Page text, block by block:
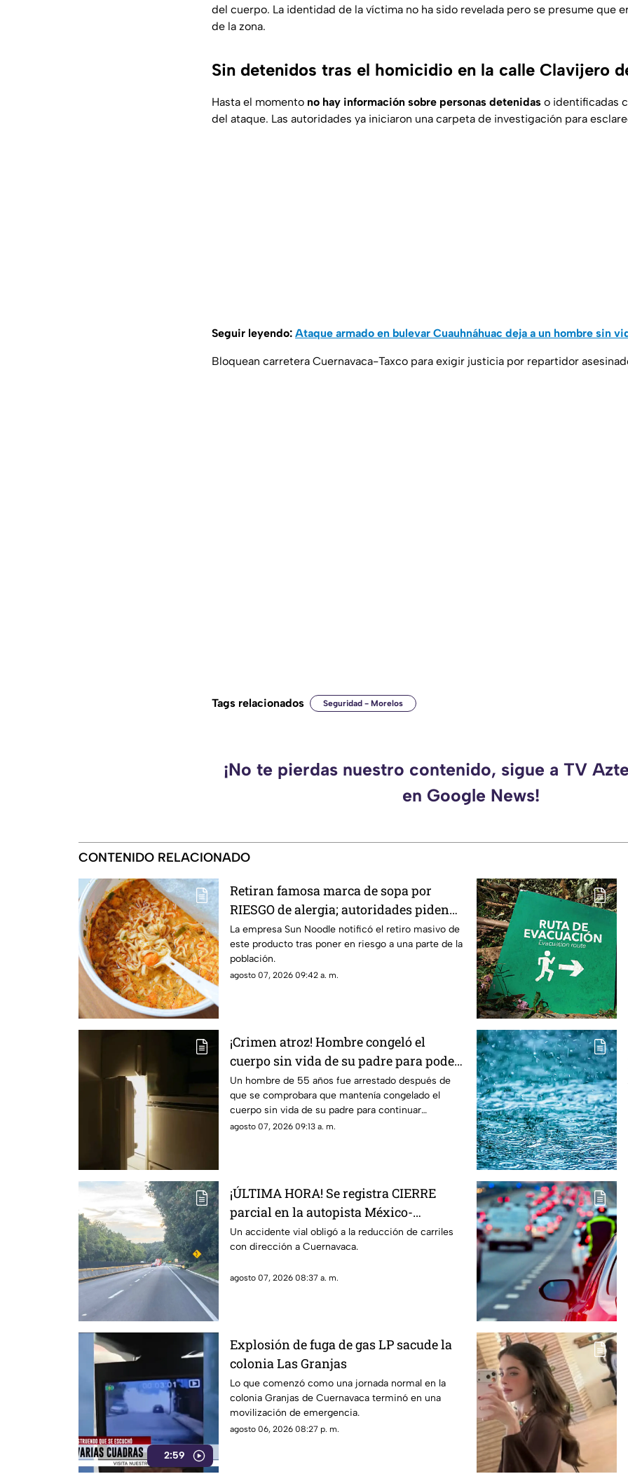
del cuerpo. La identidad de la víctima no ha sido revelada pero se presume que
de la zona.
Sin detenidos tras el homicidio en la calle Clavijero
Hasta el momento no hay información sobre personas detenidas o identificadas
del ataque. Las autoridades ya iniciaron una carpeta de investigación para
Seguir leyendo: Ataque armado en bulevar Cuauhnáhuac deja a un hombre sin
Bloquean carretera Cuernavaca-Taxco para exigir justicia por repartidor
Tags relacionados Seguridad - Morelos
¡No te pierdas nuestro contenido, sigue a TV
en Google News!
CONTENIDO RELACIONADO
Retiran famosa marca de sopa por
RIESGO de alergia; autoridades piden
no consumir el producto
La empresa Sun Noodle notificó el retiro masivo de
este producto tras poner en riesgo a una parte de la
población.
agosto 07, 2026 09:42 a. m.
¡Crimen atroz! Hombre congeló el
cuerpo sin vida de su padre para poder
cobrar su pensión; Lo hizo durante más
de dos años
Un hombre de 55 años fue arrestado después de
que se comprobara que mantenía congelado el
cuerpo sin vida de su padre para continuar
cobrando su pensión.
agosto 07, 2026 09:13 a. m.
¡ÚLTIMA HORA! Se registra CIERRE
parcial en la autopista México-
Cuernavaca; esto pasó
Un accidente vial obligó a la reducción de carriles
con dirección a Cuernavaca.
agosto 07, 2026 08:37 a. m.
2:59
Explosión de fuga de gas LP sacude la
colonia Las Granjas
Lo que comenzó como una jornada normal en la
colonia Granjas de Cuernavaca terminó en una
movilización de emergencia.
agosto 06, 2026 08:27 p. m.